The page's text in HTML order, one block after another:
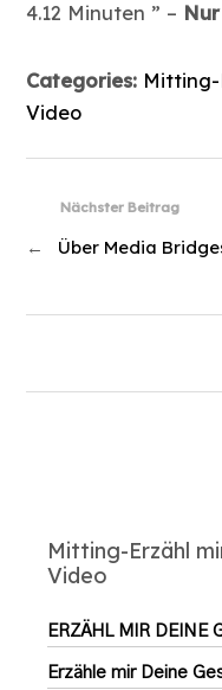
4.12 Minuten ” –
Categories: Mitting-
Video
Nächster Beitrag
← Über Media
Mitting-Erzähl
Video
ERZÄHL MIR DEINE
Erzähle mir Deine